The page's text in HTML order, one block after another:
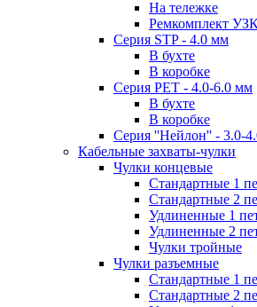
На тележке
Ремкомплект
Серия STP - 4.0 мм
В бухте
В коробке
Серия PET - 4.0-6.0 мм
В бухте
В коробке
Серия ''Нейлон'' - 3.0-
Кабельные захваты-чулки
Чулки концевые
Стандартные 1
Стандартные 2
Удлиненные 1
Удлиненные 2
Чулки тройные
Чулки разъемные
Стандартные 1
Стандартные 2